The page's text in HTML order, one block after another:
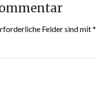
Felder sind mit*